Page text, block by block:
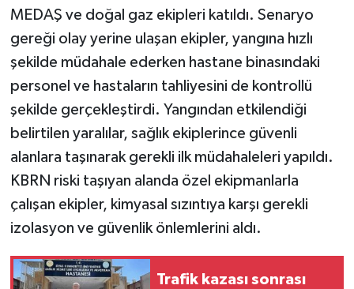
MEDAŞ ve doğal gaz ekipleri katıldı. Senaryo
gereği olay yerine ulaşan ekipler, yangına hızlı
şekilde müdahale ederken hastane binasındaki
personel ve hastaların tahliyesini de kontrollü
şekilde gerçekleştirdi. Yangından etkilendiği
belirtilen yaralılar, sağlık ekiplerince güvenli
alanlara taşınarak gerekli ilk müdahaleleri yapıldı.
KBRN riski taşıyan alanda özel ekipmanlarla
çalışan ekipler, kimyasal sızıntıya karşı gerekli
izolasyon ve güvenlik önlemlerini aldı.
Trafik kazası sonrası